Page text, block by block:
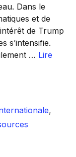
Dans le
et de
de Trump
s’intensifie.
… Lire
,